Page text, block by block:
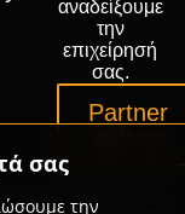
σας
την
αναδείξουμε
την
επιχείρησή
σας.
Partner